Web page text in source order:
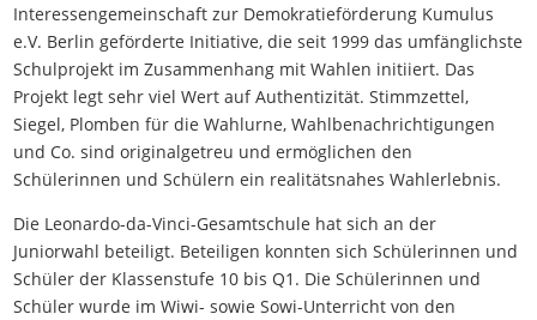
Interessengemeinschaft zur Demokratieförderung Kumulus
e.V. Berlin geförderte Initiative, die seit 1999 das umfänglichste
Schulprojekt im Zusammenhang mit Wahlen initiiert. Das
Projekt legt sehr viel Wert auf Authentizität. Stimmzettel,
Siegel, Plomben für die Wahlurne, Wahlbenachrichtigungen
und Co. sind originalgetreu und ermöglichen den
Schülerinnen und Schülern ein realitätsnahes Wahlerlebnis.
Die Leonardo-da-Vinci-Gesamtschule hat sich an der
Juniorwahl beteiligt. Beteiligen konnten sich Schülerinnen und
Schüler der Klassenstufe 10 bis Q1. Die Schülerinnen und
Schüler wurde im Wiwi- sowie Sowi-Unterricht von den